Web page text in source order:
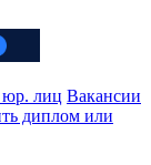
юр. лиц Вакансии
диплом или